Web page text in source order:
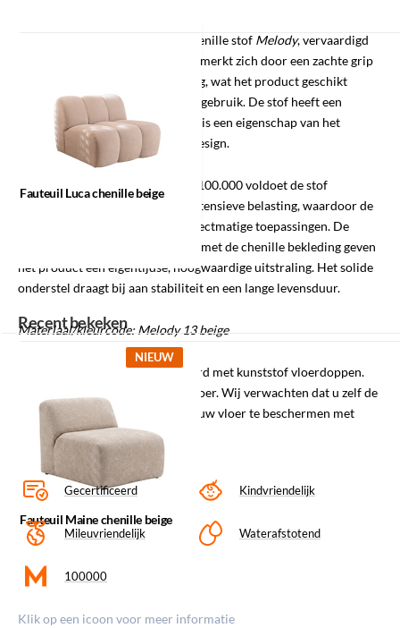
Fauteuil Maine is bekleed met chenille stof Melody, vervaardigd
uit 100% polyester. Deze stof kenmerkt zich door een zachte grip
en een waterafstotende afwerking, wat het product geschikt
maakt voor intensief en dagelijks gebruik. De stof heeft een
natuurlijke pilling-uitstraling; dit is een eigenschap van het
materiaal en onderdeel van het design.
Met een Martindale-waarde van 100.000 voldoet de stof
ruimschoots aan de eisen voor intensieve belasting, waardoor de
fauteuil ook geschikt is voor projectmatige toepassingen. De
afgeronde vormen in combinatie met de chenille bekleding geven
het product een eigentijdse, hoogwaardige uitstraling. Het solide
onderstel draagt bij aan stabiliteit en een lange levensduur.
Materiaal/kleurcode: Melody 13 beige
Dit product wordt geleverd met kunststof vloerdoppen.
Dit is niet geschikt voor iedere vloer. Wij verwachten dat u zelf de
verantwoordelijkheid neemt om uw vloer te beschermen met
bijpassende vloerbeschermers.
Gecertificeerd Kindvriendelijk
Mileuvriendelijk Waterafstotend
100000
Klik op een icoon voor meer informatie
Fauteuil Luca
chenille beige
Fauteuil Luca chenille beige
Recent bekeken
Fauteuil Maine chenille beige
NIEUW